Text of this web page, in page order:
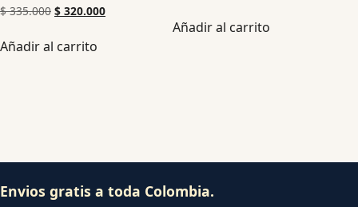
$335.000 $ 320.000
Añadir al carrito
Añadir al carrito
Envios gratis a toda Colombia.